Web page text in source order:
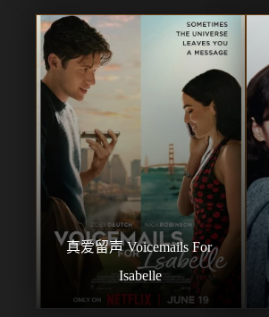
真爱留声 Voicemails For
Isabelle